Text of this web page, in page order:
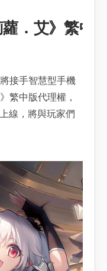
．艾》繁中
接手智慧型手機
》繁中版代理權，
線，將與玩家們